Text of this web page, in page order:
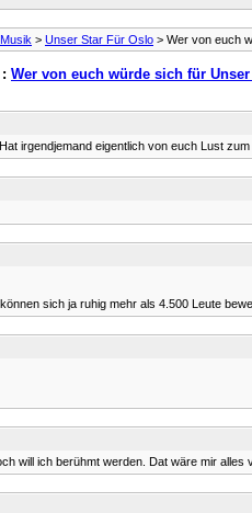
> Unser Star Für Oslo > Wer von euch
Wer von euch würde sich für
irgendjemand eigentlich von euch Lust
sich ja ruhig mehr als 4.500 Leute
will ich berühmt werden. Dat wäre mir